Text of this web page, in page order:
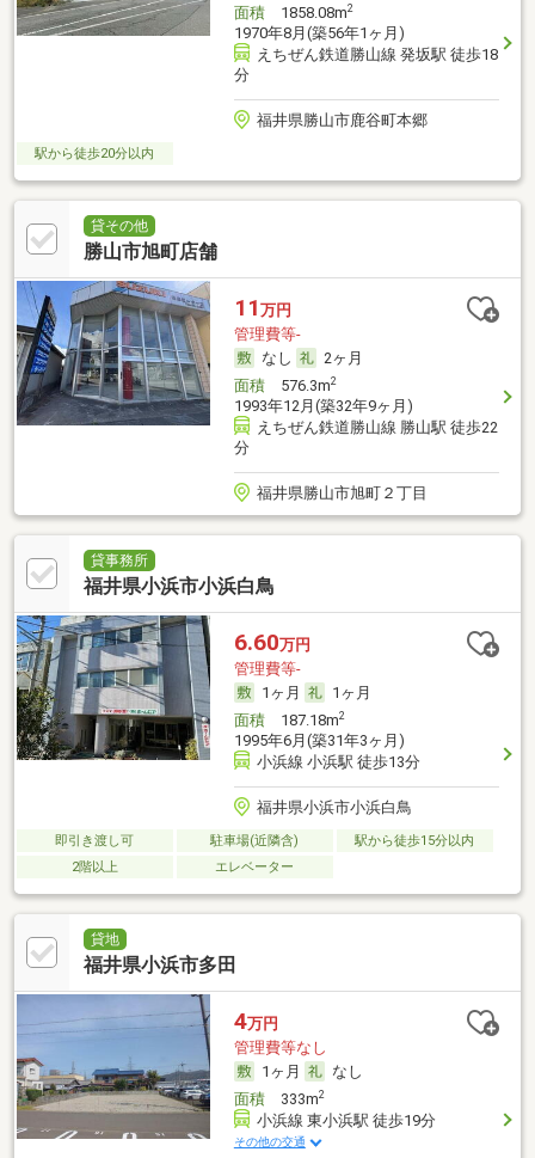
面積1858.08m2
1970年8月(築56年1ヶ月)
えちぜん鉄道勝山線 発坂駅 徒歩18
分
福井県勝山市鹿谷町本郷
駅から徒歩20分以内
貸その他
勝山市旭町店舗
11 万円
管理費等-
なし
2ヶ月
面積576.3m2
1993年12月(築32年9ヶ月)
えちぜん鉄道勝山線 勝山駅 徒歩22
分
福井県勝山市旭町２丁目
貸事務所
福井県小浜市小浜白鳥
6.60万円
管理費等-
1ヶ月
1ヶ月
面積187.18m2
1995年6月(築31年3ヶ月)
小浜線 小浜駅 徒歩13分
福井県小浜市小浜白鳥
即引き渡し可 駐車場(近隣含)
駅から徒歩15分以内
2階以上
エレベーター
貸地
福井県小浜市多田
4万円
管理費等なし
1ヶ月
なし
面積333m2
小浜線 東小浜駅 徒歩19分
その他の交通